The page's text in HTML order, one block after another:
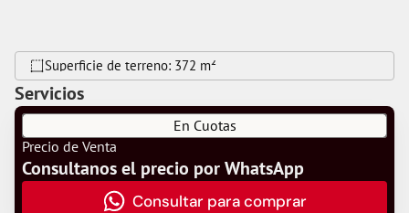
Superficie de terreno: 372 m²
Servicios
En Cuotas
Precio de Venta
Consultanos el precio por WhatsApp
Consultar para comprar